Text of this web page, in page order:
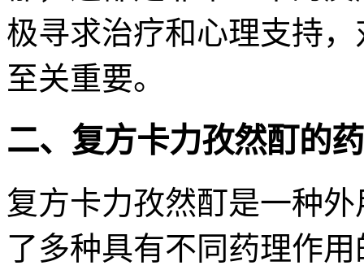
极寻求治疗和心理支持
至关重要。
二、复方卡力孜然酊的
复方卡力孜然酊是一种
了多种具有不同药理作